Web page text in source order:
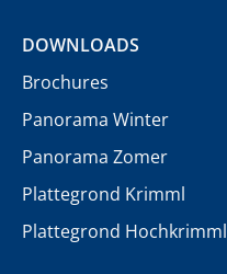
DOWNLOADS
Brochures
Panorama Winter
Panorama Zomer
Plattegrond Krimml
Plattegrond Hochkrimml